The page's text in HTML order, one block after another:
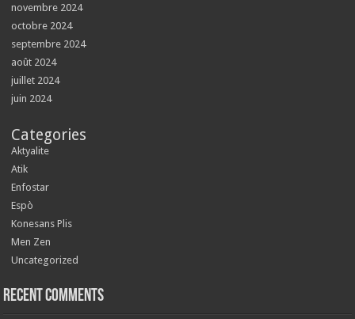
novembre 2024
octobre 2024
septembre 2024
août 2024
juillet 2024
juin 2024
Categories
Aktyalite
Atik
Enfostar
Espò
Konesans Plis
Men Zen
Uncategorized
Recent Comments